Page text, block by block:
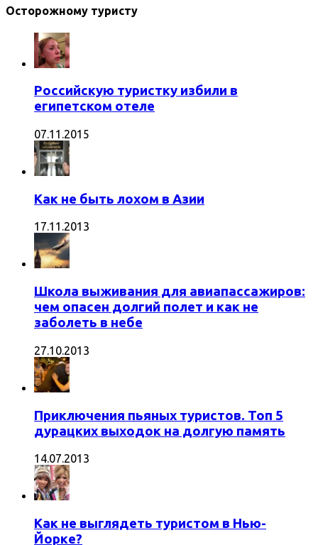
Осторожному туристу
Российскую туристку избили в
египетском отеле
07.11.2015
Как не быть лохом в Азии
17.11.2013
Школа выживания для авиапассажиров:
чем опасен долгий полет и как не
заболеть в небе
27.10.2013
Приключения пьяных туристов. Топ 5
дурацких выходок на долгую память
14.07.2013
Как не выглядеть туристом в Нью-
Йорке?